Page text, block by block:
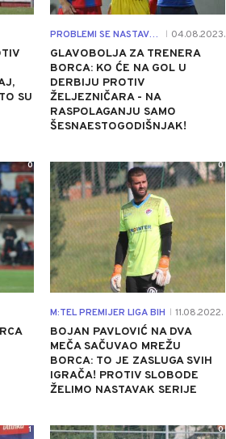
SU
PROBLEMI SE NASTAVLJAJU 04.08.2023.
GLAVOBOLJA ZA TRENERA
BORCA: KO ĆE NA GOL U
DERBIJU PROTIV
ŽELJEZNIČARA - NA
RASPOLAGANJU SAMO
ŠESNAESTOGODIŠNJAK!
0
M:TEL PREMIJER LIGA BIH 11.08.2022.
BOJAN PAVLOVIĆ NA DVA
MEČA SAČUVAO MREŽU
BORCA: TO JE ZASLUGA SVIH
IGRAČA! PROTIV SLOBODE
ŽELIMO NASTAVAK SERIJE
0
1 0